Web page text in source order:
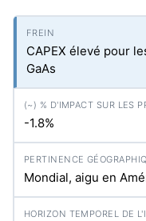
CAPEX élevé pour
GaAs
-1.8%
Mondial, aigu en